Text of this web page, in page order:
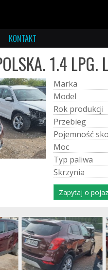
KONTAKT
1.4
Marka
Model
Rok produkcji
Przebieg
Pojemność sko
Moc
Typ paliwa
Skrzynia
Zapytaj o